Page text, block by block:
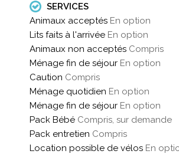
SERVICES
Animaux acceptés En option
Lits faits à l'arrivée En option
Animaux non acceptés Compris
Ménage fin de séjour En option
Caution Compris
Ménage quotidien En option
Ménage fin de séjour En option
Pack Bébé Compris, sur demande
Pack entretien Compris
Location possible de vélos En